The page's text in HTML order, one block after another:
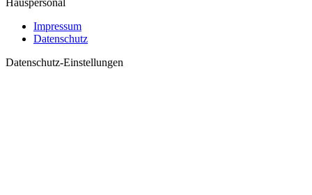
Impressum
Datenschutz
Datenschutz-Einstellungen